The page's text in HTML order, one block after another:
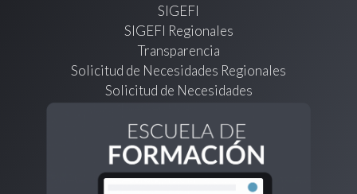
SIGEFI
SIGEFI Regionales
Transparencia
Solicitud de Necesidades Regionales
Solicitud de Necesidades